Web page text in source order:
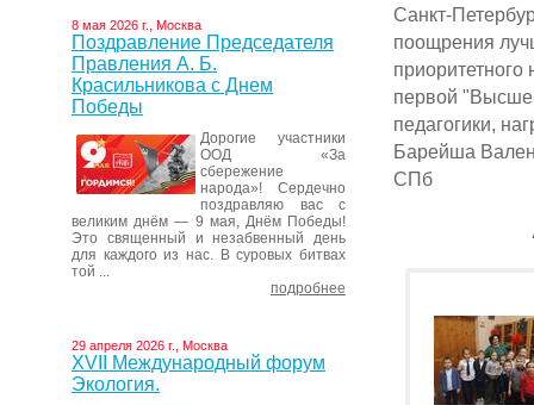
8 мая 2026 г., Москва
Поздравление Председателя
Правления А. Б.
Красильникова с Днем
Победы
Дорогие участники
ООД «За
сбережение
народа»! Сердечно
поздравляю вас с
великим днём — 9 мая, Днём Победы!
Это священный и незабвенный день
для каждого из нас. В суровых битвах
той ...
подробнее
29 апреля 2026 г., Москва
XVII Международный форум
Экология.
Санкт-
поощрения
первой
педагогики,
Барейша
СПб